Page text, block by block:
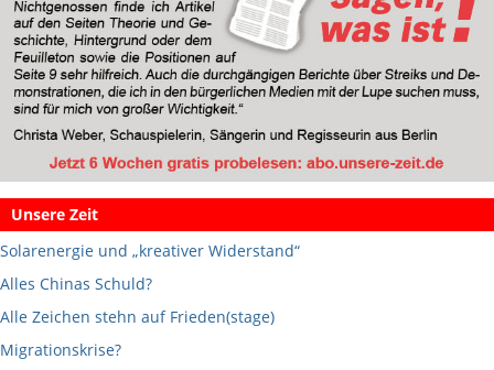
Unsere Zeit
Solarenergie und „kreativer Widerstand“
Alles Chinas Schuld?
Alle Zeichen stehn auf Frieden(stage)
Migrationskrise?